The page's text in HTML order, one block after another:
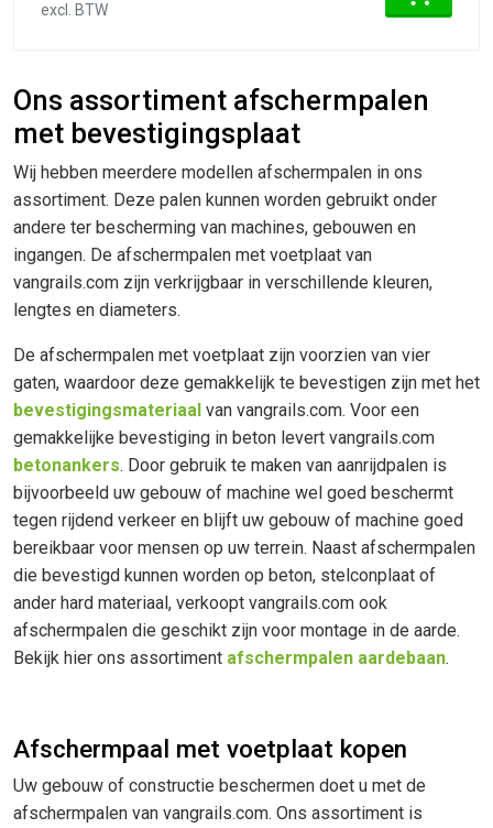
excl. BTW
Ons assortiment afschermpalen
met bevestigingsplaat
Wij hebben meerdere modellen afschermpalen in ons
assortiment. Deze palen kunnen worden gebruikt onder
andere ter bescherming van machines, gebouwen en
ingangen. De afschermpalen met voetplaat van
vangrails.com zijn verkrijgbaar in verschillende kleuren,
lengtes en diameters.
De afschermpalen met voetplaat zijn voorzien van vier
gaten, waardoor deze gemakkelijk te bevestigen zijn met het
bevestigingsmateriaal van vangrails.com. Voor een
gemakkelijke bevestiging in beton levert vangrails.com
betonankers. Door gebruik te maken van aanrijdpalen is
bijvoorbeeld uw gebouw of machine wel goed beschermt
tegen rijdend verkeer en blijft uw gebouw of machine goed
bereikbaar voor mensen op uw terrein. Naast afschermpalen
die bevestigd kunnen worden op beton, stelconplaat of
ander hard materiaal, verkoopt vangrails.com ook
afschermpalen die geschikt zijn voor montage in de aarde.
Bekijk hier ons assortiment afschermpalen aardebaan.
Afschermpaal met voetplaat kopen
Uw gebouw of constructie beschermen doet u met de
afschermpalen van vangrails.com. Ons assortiment is